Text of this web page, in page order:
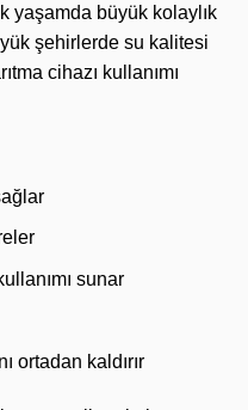
yaşamda büyük kolaylık
şehirlerde su kalitesi
cihazı kullanımı
sunar
ortadan kaldırır